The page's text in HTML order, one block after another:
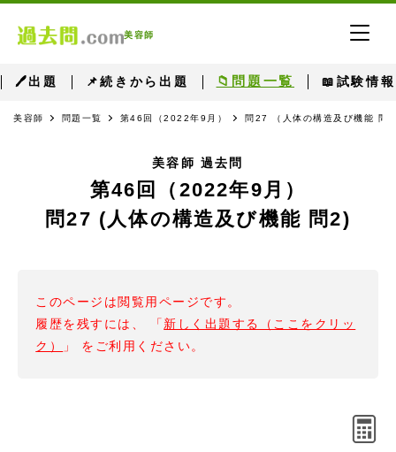
美容師
🖊出題 📌続きから出題 📁問題一覧 📖試験情報
美容師 問題一覧 第46回（2022年9月） 問27 （人体の構造及び機能 問2
美容師 過去問
第46回（2022年9月）
問27 (人体の構造及び機能 問2)
このページは閲覧用ページです。
履歴を残すには、 「 新しく出題する（ここをクリッ
ク）
」 をご利用ください。